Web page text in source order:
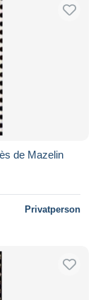
de Mazelin
Privatperson